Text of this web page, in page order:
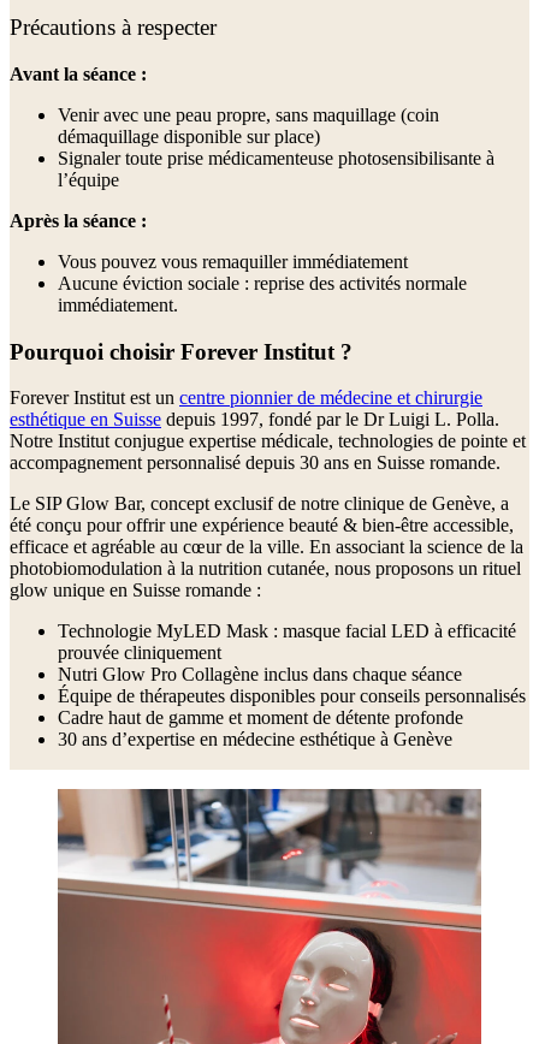
Précautions à respecter
Avant la séance :
Venir avec une peau propre, sans maquillage (coin
démaquillage disponible sur place)
Signaler toute prise médicamenteuse photosensibilisante à
l’équipe
Après la séance :
Vous pouvez vous remaquiller immédiatement
Aucune éviction sociale : reprise des activités normale
immédiatement.
Pourquoi choisir Forever Institut ?
Forever Institut est un centre pionnier de médecine et chirurgie
esthétique en Suisse depuis 1997, fondé par le Dr Luigi L. Polla.
Notre Institut conjugue expertise médicale, technologies de pointe et
accompagnement personnalisé depuis 30 ans en Suisse romande.
Le SIP Glow Bar, concept exclusif de notre clinique de Genève, a
été conçu pour offrir une expérience beauté & bien-être accessible,
efficace et agréable au cœur de la ville. En associant la science de la
photobiomodulation à la nutrition cutanée, nous proposons un rituel
glow unique en Suisse romande :
Technologie MyLED Mask : masque facial LED à efficacité
prouvée cliniquement
Nutri Glow Pro Collagène inclus dans chaque séance
Équipe de thérapeutes disponibles pour conseils personnalisés
Cadre haut de gamme et moment de détente profonde
30 ans d’expertise en médecine esthétique à Genève